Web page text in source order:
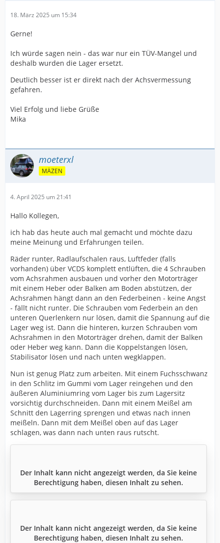
18. März 2025 um 15:34
Gerne!
Ich würde sagen nein - das war nur ein TÜV-Mangel und
deshalb wurden die Lager ersetzt.
Deutlich besser ist er direkt nach der Achsvermessung
gefahren.
Viel Erfolg und liebe Grüße
Mika
moeterxl
MÄZEN
4. April 2025 um 21:41
Hallo Kollegen,
ich hab das heute auch mal gemacht und möchte dazu
meine Meinung und Erfahrungen teilen.
Räder runter, Radlaufschalen raus, Luftfeder (falls
vorhanden) über VCDS komplett entlüften, die 4 Schrauben
vom Achsrahmen ausbauen und vorher den Motorträger
mit einem Heber oder Balken am Boden abstützen, der
Achsrahmen hängt dann an den Federbeinen - keine Angst
- fällt nicht runter. Die Schrauben vom Federbein an den
unteren Querlenkern nur lösen, damit die Spannung auf die
Lager weg ist. Dann die hinteren, kurzen Schrauben vom
Achsrahmen in den Motorträger drehen, damit der Balken
oder Heber weg kann. Dann die Koppelstangen lösen,
Stabilisator lösen und nach unten wegklappen.
Nun ist genug Platz zum arbeiten. Mit einem Fuchsschwanz
in den Schlitz im Gummi vom Lager reingehen und den
äußeren Aluminiumring vom Lager bis zum Lagersitz
vorsichtig durchschneiden. Dann mit einem Meißel am
Schnitt den Lagerring sprengen und etwas nach innen
meißeln. Dann mit dem Meißel oben auf das Lager
schlagen, was dann nach unten raus rutscht.
Der Inhalt kann nicht angezeigt werden, da Sie keine
Berechtigung haben, diesen Inhalt zu sehen.
Der Inhalt kann nicht angezeigt werden, da Sie keine
Berechtigung haben, diesen Inhalt zu sehen.